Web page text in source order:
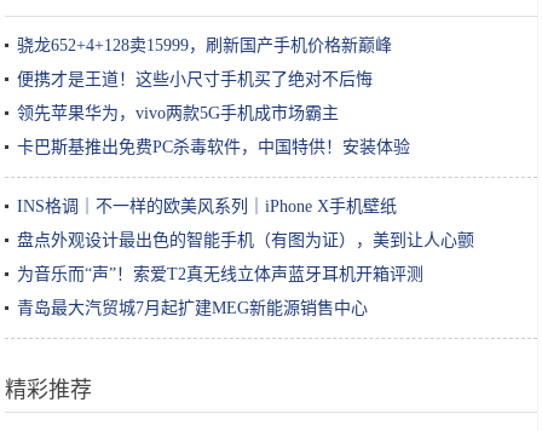
骁龙652+4+128卖15999，刷新国产手机价格新巅峰
便携才是王道！这些小尺寸手机买了绝对不后悔
领先苹果华为，vivo两款5G手机成市场霸主
卡巴斯基推出免费PC杀毒软件，中国特供！安装体验
INS格调｜不一样的欧美风系列｜iPhone X手机壁纸
盘点外观设计最出色的智能手机（有图为证），美到让人心颤
为音乐而“声”！索爱T2真无线立体声蓝牙耳机开箱评测
青岛最大汽贸城7月起扩建MEG新能源销售中心
精彩推荐